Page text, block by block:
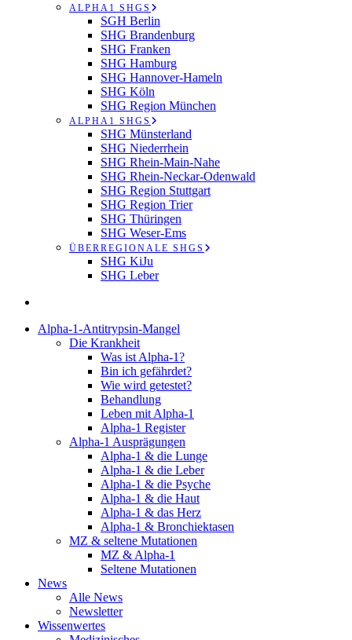
ALPHA1 SHGS
SGH Berlin
SHG Brandenburg
SHG Franken
SHG Hamburg
SHG Hannover-Hameln
SHG Köln
SHG Region München
ALPHA1 SHGS
SHG Münsterland
SHG Niederrhein
SHG Rhein-Main-Nahe
SHG Rhein-Neckar-Odenwald
SHG Region Stuttgart
SHG Region Trier
SHG Thüringen
SHG Weser-Ems
ÜBERREGIONALE SHGS
SHG KiJu
SHG Leber
Alpha-1-Antitrypsin-Mangel
Die Krankheit
Was ist Alpha-1?
Bin ich gefährdet?
Wie wird getestet?
Behandlung
Leben mit Alpha-1
Alpha-1 Register
Alpha-1 Ausprägungen
Alpha-1 & die Lunge
Alpha-1 & die Leber
Alpha-1 & die Psyche
Alpha-1 & die Haut
Alpha-1 & das Herz
Alpha-1 & Bronchiektasen
MZ & seltene Mutationen
MZ & Alpha-1
Seltene Mutationen
News
Alle News
Newsletter
Wissenwertes